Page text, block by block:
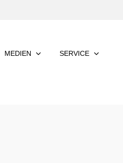
MEDIEN SERVICE